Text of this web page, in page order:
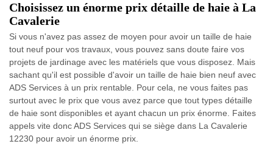
Choisissez un énorme prix détaille de haie à La
Cavalerie
Si vous n'avez pas assez de moyen pour avoir un taille de haie
tout neuf pour vos travaux, vous pouvez sans doute faire vos
projets de jardinage avec les matériels que vous disposez. Mais
sachant qu'il est possible d'avoir un taille de haie bien neuf avec
ADS Services à un prix rentable. Pour cela, ne vous faites pas
surtout avec le prix que vous avez parce que tout types détaille
de haie sont disponibles et ayant chacun un prix énorme. Faites
appels vite donc ADS Services qui se siège dans La Cavalerie
12230 pour avoir un énorme prix.